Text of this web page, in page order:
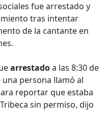
fue arrestado y
tras intentar
de la cantante en
arrestadoa las 8:30 de
persona llamó al
reportar que estaba
sin permiso, dijo